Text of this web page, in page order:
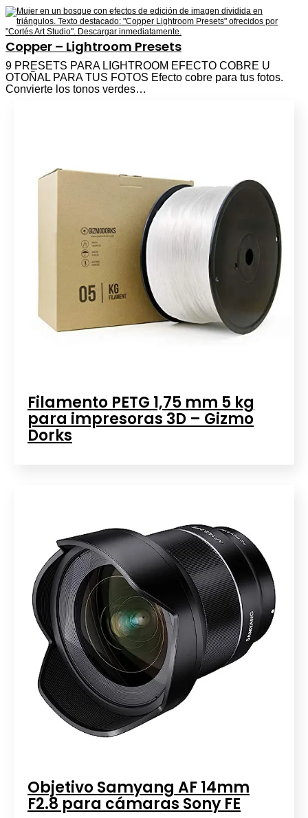
Copper – Lightroom Presets
9 PRESETS PARA LIGHTROOM EFECTO COBRE U
OTOÑAL PARA TUS FOTOS Efecto cobre para tus fotos.
Convierte los tonos verdes…
Filamento PETG 1,75 mm 5 kg
para impresoras 3D – Gizmo
Dorks
Objetivo Samyang AF 14mm
F2.8 para cámaras Sony FE